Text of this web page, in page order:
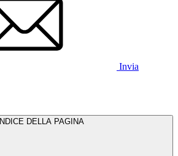
Invia
INDICE DELLA PAGINA